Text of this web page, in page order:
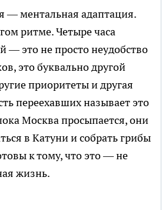
— ментальная адаптация.
ритме. Четыре часа
— это не просто неудобство
это буквально другой
приоритеты и другая
переехавших называет это
Москва просыпается, они
в Катуни и собрать грибы
к тому, что это — не
жизнь.